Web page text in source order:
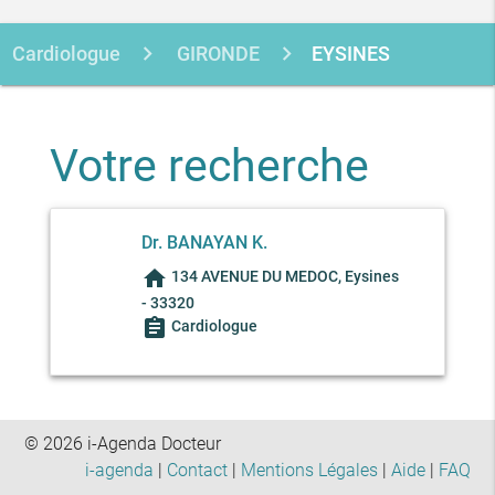
Cardiologue GIRONDE EYSINES
Votre recherche
Dr. BANAYAN K.
home 134 AVENUE DU MEDOC, Eysines
- 33320
assignment Cardiologue
© 2026 i-Agenda Docteur
i-agenda | Contact| Mentions Légales| Aide| FAQ